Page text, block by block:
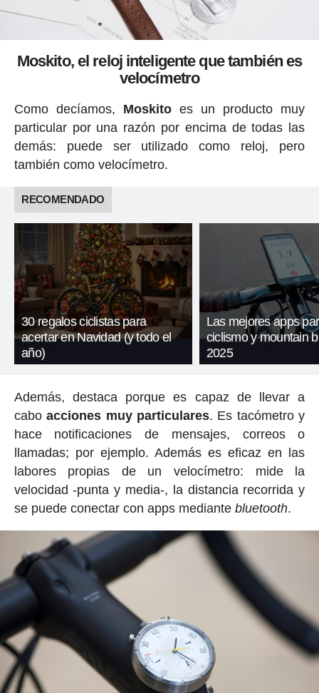
Moskito, el reloj inteligente que también es
velocímetro
Como decíamos, Moskitoes un producto muy
particular por una razón por encima de todas las
demás: puede ser utilizado como reloj, pero
también como velocímetro.
RECOMENDADO
30 regalos ciclistas para
acertar en Navidad (y todo el
año)
Las mejores apps
ciclismo y mountain
2025
Además, destaca porque es capaz de llevar a
caboacciones muy particulares. Es tacómetro y
hace notificaciones de mensajes, correos o
llamadas; por ejemplo. Además es eficaz en las
labores propias de un velocímetro: mide la
velocidad -punta y media-, la distancia recorrida y
se puede conectar con apps mediante bluetooth.